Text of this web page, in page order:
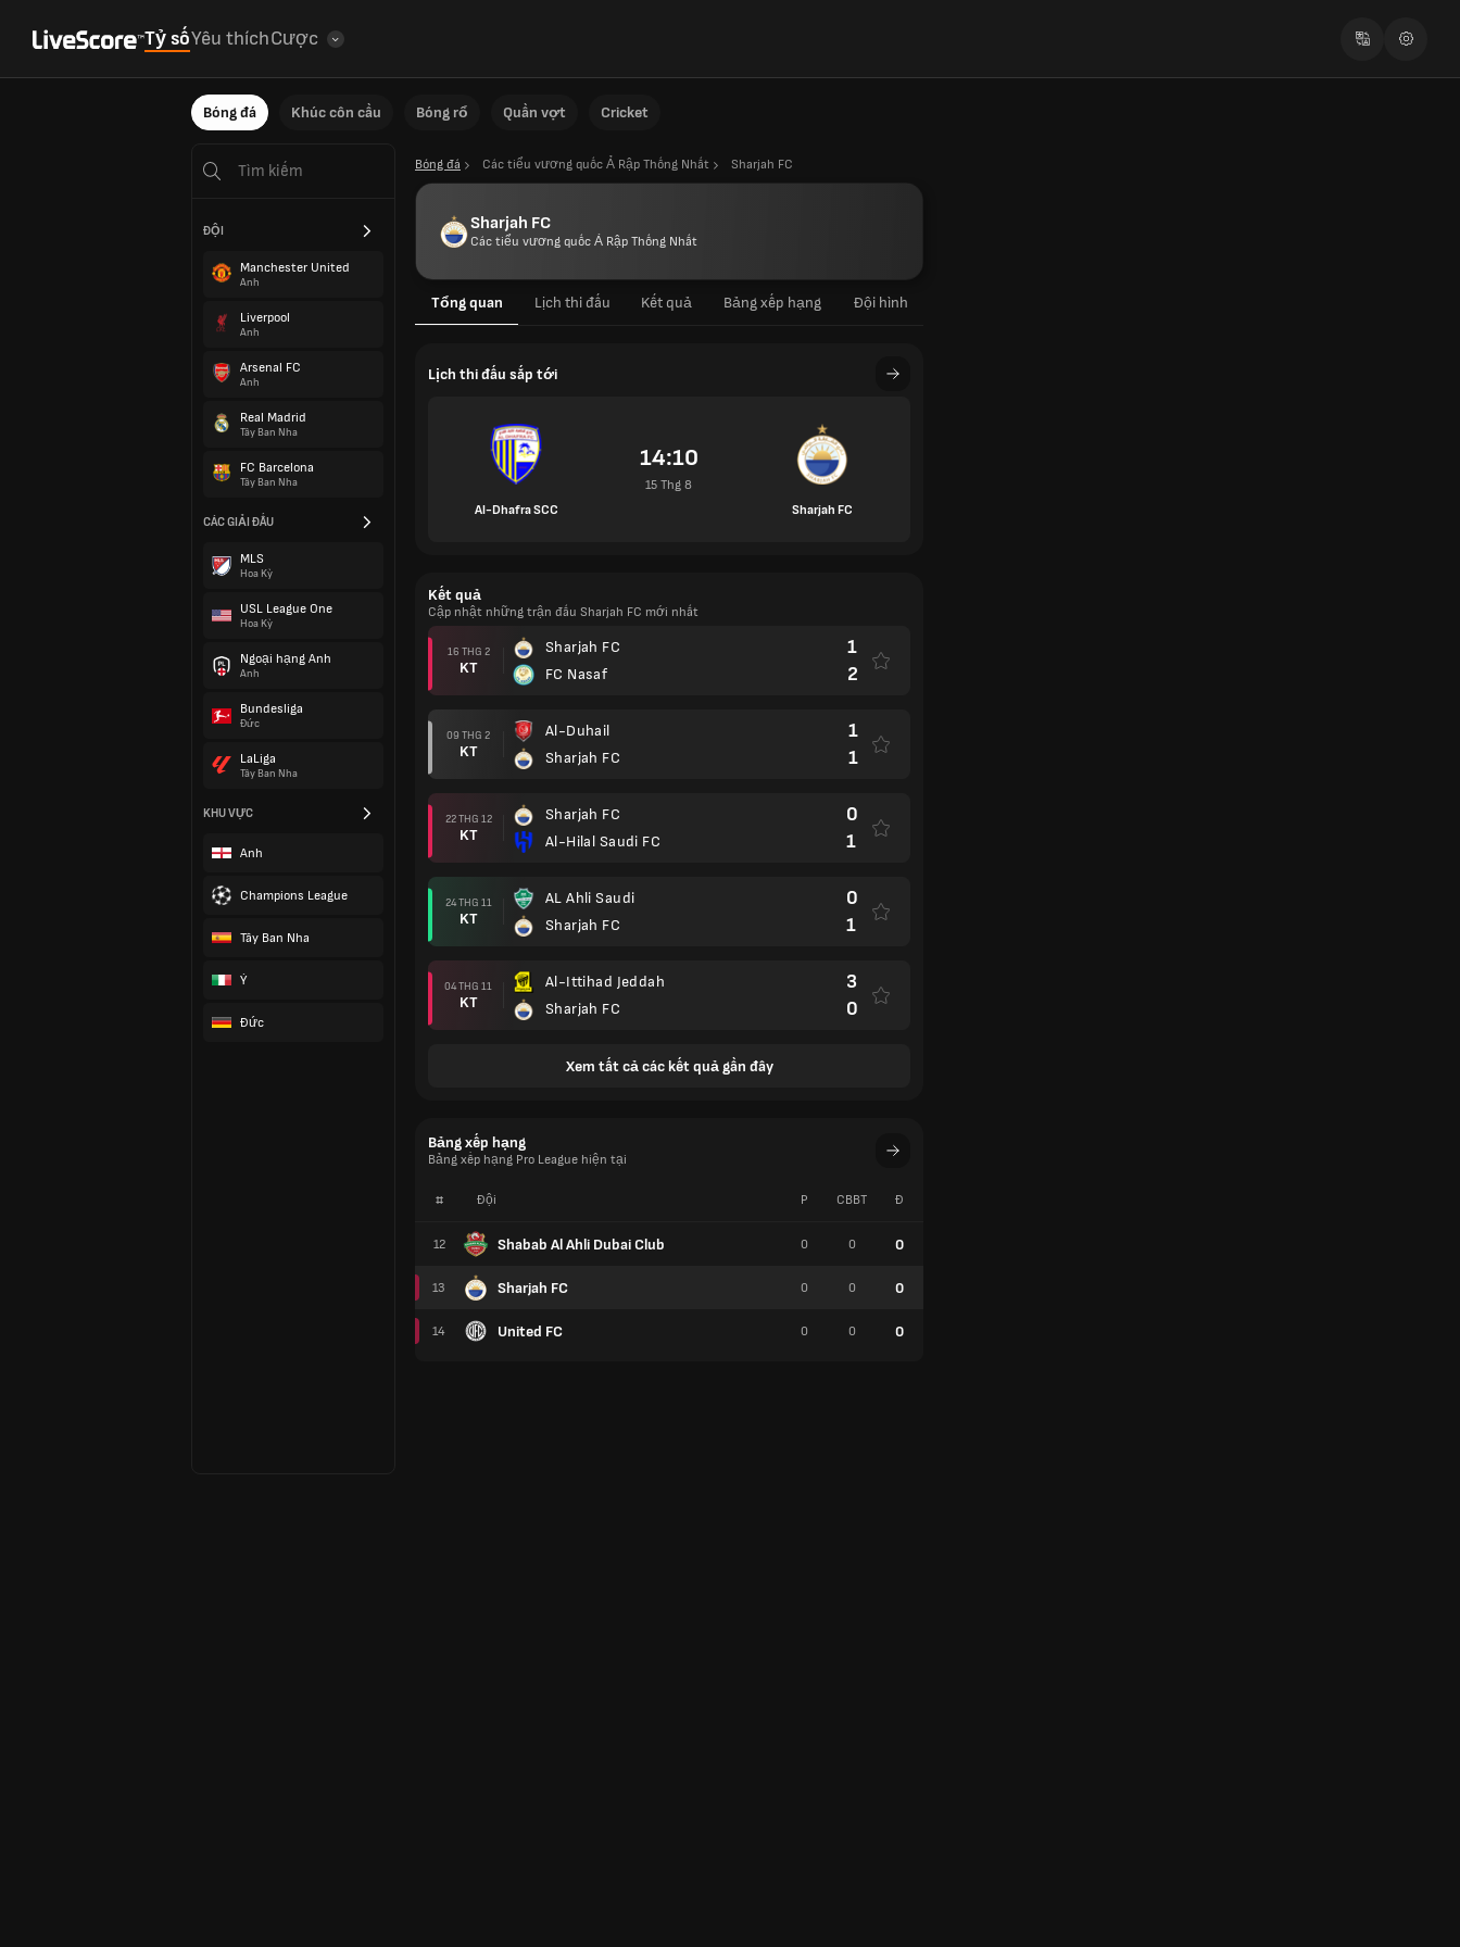
Tỷ sốYêu thíchCược
Bóng đá Khúc côn cầu Bóng rổ Quần vợt Cricket
ĐỘI
Manchester United
Anh
Liverpool
Anh
Arsenal FC
Anh
Real Madrid
Tây Ban Nha
FC Barcelona
Tây Ban Nha
CÁC GIẢI ĐẤU
MLS
Hoa Kỳ
USL League One
Hoa Kỳ
Ngoại hạng Anh
Anh
Bundesliga
Đức
LaLiga
Tây Ban Nha
KHU VỰC
Anh
Champions League
Tây Ban Nha
Ý
Đức
Bóng đá Các tiểu vương quốc Ả Rập Thống Nhất Sharjah FC
Sharjah FC
Các tiểu vương quốc Ả Rập Thống Nhất
Tổng quan Lịch thi đấu Kết quả Bảng xếp hạng Đội hình
Lịch thi đấu sắp tới
Al-Dhafra SCC
14:10
15 Thg 8
Sharjah FC
Kết quả
Cập nhật những trận đấu Sharjah FC mới nhất
16 THG 2
KT
Sharjah FC
FC Nasaf
1
2
09 THG 2
KT
Al-Duhail
Sharjah FC
1
1
22 THG 12
KT
Sharjah FC
Al-Hilal Saudi FC
0
1
24 THG 11
KT
AL Ahli Saudi
Sharjah FC
0
1
04 THG 11
KT
Al-Ittihad Jeddah
Sharjah FC
3
0
Xem tất cả các kết quả gần đây
Bảng xếp hạng
Bảng xếp hạng Pro League hiện tại
# Đội
12 Shabab Al Ahli Dubai Club
13 Sharjah FC
14 United FC
P CBBT Đ
0 0 0
0 0 0
0 0 0